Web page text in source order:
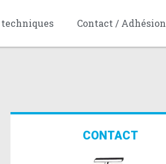
Contact / Adhésion
CONTACT